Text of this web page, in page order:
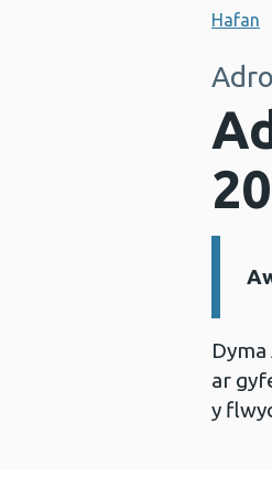
Hafan
ar
y